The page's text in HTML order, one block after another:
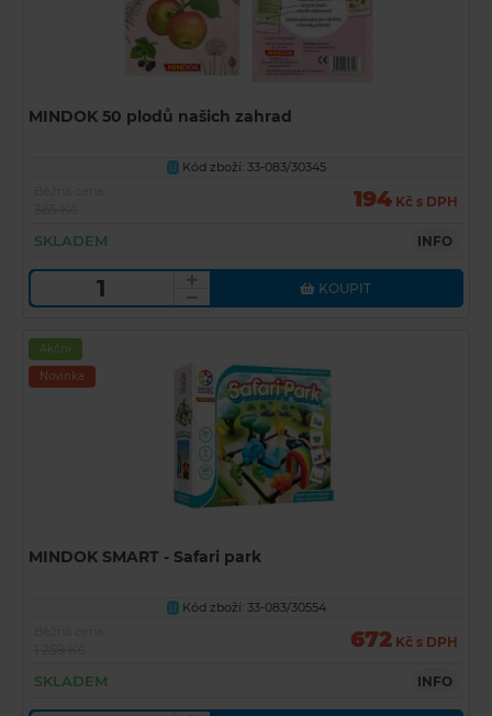
MINDOK 50 plodů našich zahrad
U Kód zboží: 33-083/30345
194 Kč s DPH
SKLADEM INFO
KOUPIT
Akční
Novinka
MINDOK SMART - Safari park
U Kód zboží: 33-083/30554
672 Kč s DPH
SKLADEM INFO